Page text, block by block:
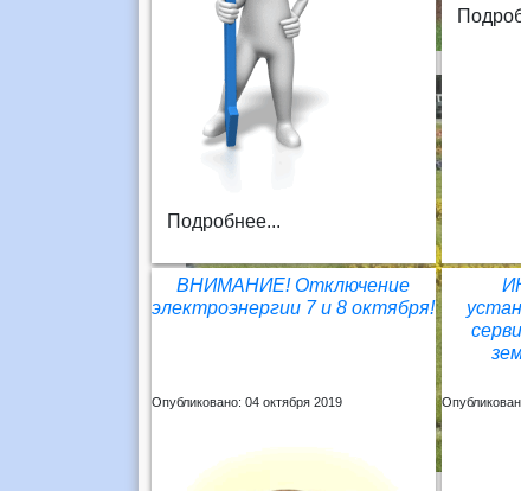
Подробнее...
ВНИМАНИЕ! Отключение
электроэнергии 7 и 8 октября!
Опубликовано: 04 октября 2019